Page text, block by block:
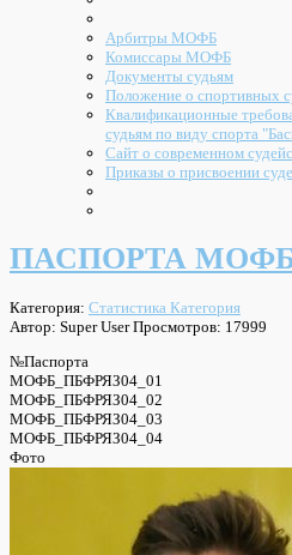
Арбитры МОФБ
Комиссары МОФБ
Документы судьям
Положение о спортивных
Квалификационные
судьям по виду спорта
Сайт о современном
Приказы о присвоении
ПАСПОРТА
Категория: Статистика Категория
Автор: Super UserПросмотров: 17999
№Паспорта
МОФБ_ПБФРЯЗ04_01
МОФБ_ПБФРЯЗ04_02
МОФБ_ПБФРЯЗ04_03
МОФБ_ПБФРЯЗ04_04
Фото